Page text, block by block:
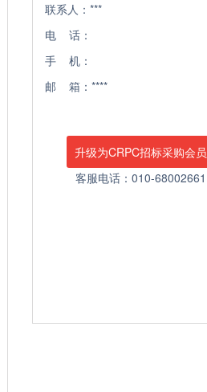
联系人：***
电 话：
手 机：
邮 箱：****
升级为CRPC招标采购会员
客服电话：010-68002661